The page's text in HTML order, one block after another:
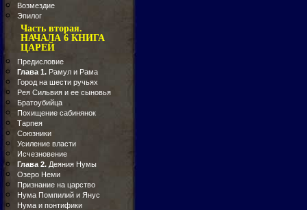
Возмездие
Эпилог
Часть вторая.
НАЧАЛА 6 КНИГА
ЦАРЕЙ
Предисловие
Глава 1. Рамул и Рама
Город на шести ручьях
Рея Сильвия и ее сыновья
Братоубийца
Похищение сабинянок
Тарпея
Союзники
Усиление власти
Исчезновение
Глава 2. Деяния Нумы
Озеро Неми
Признание на царство
Нума Помпилий и Янус
Нума и понтифики